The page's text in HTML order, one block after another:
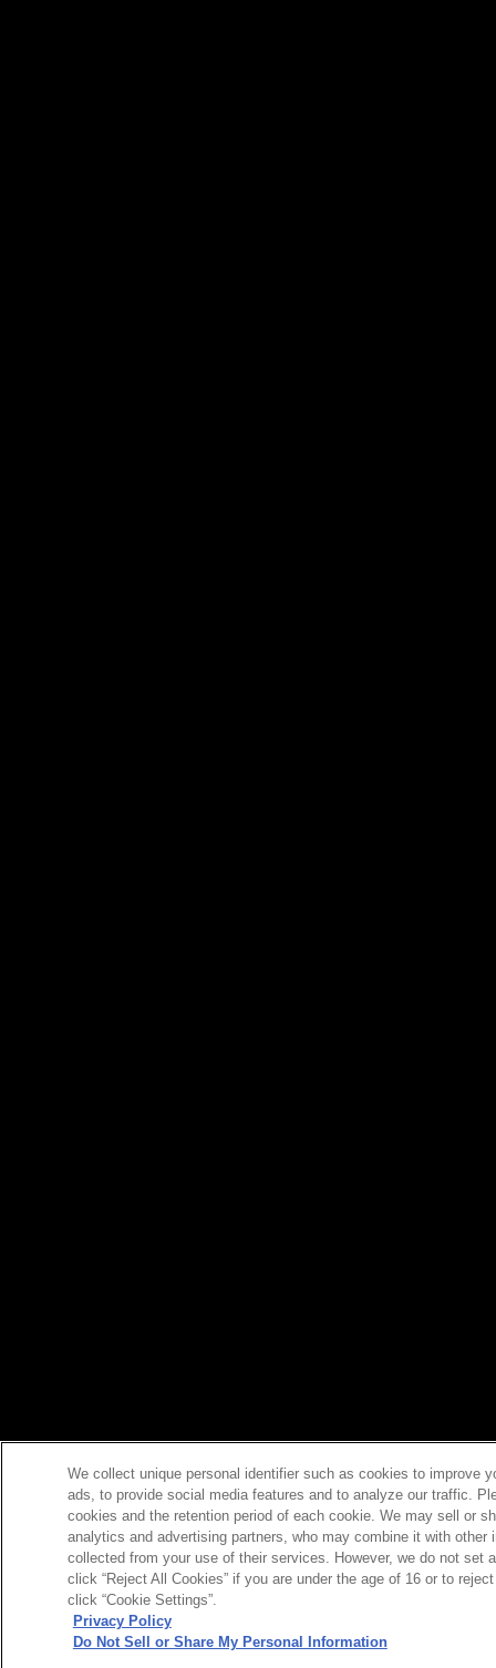
We collect unique personal identifier such as cookies to improve
ads, to provide social media features and to analyze our traffic.
cookies and the retention period of each cookie. We may sell or
analytics and advertising partners, who may combine it with
collected from your use of their services. However, we do not set
click “Reject All Cookies” if you are under the age of 16 or to
click “Cookie Settings”.
Privacy Policy
Do Not Sell or Share My Personal Information